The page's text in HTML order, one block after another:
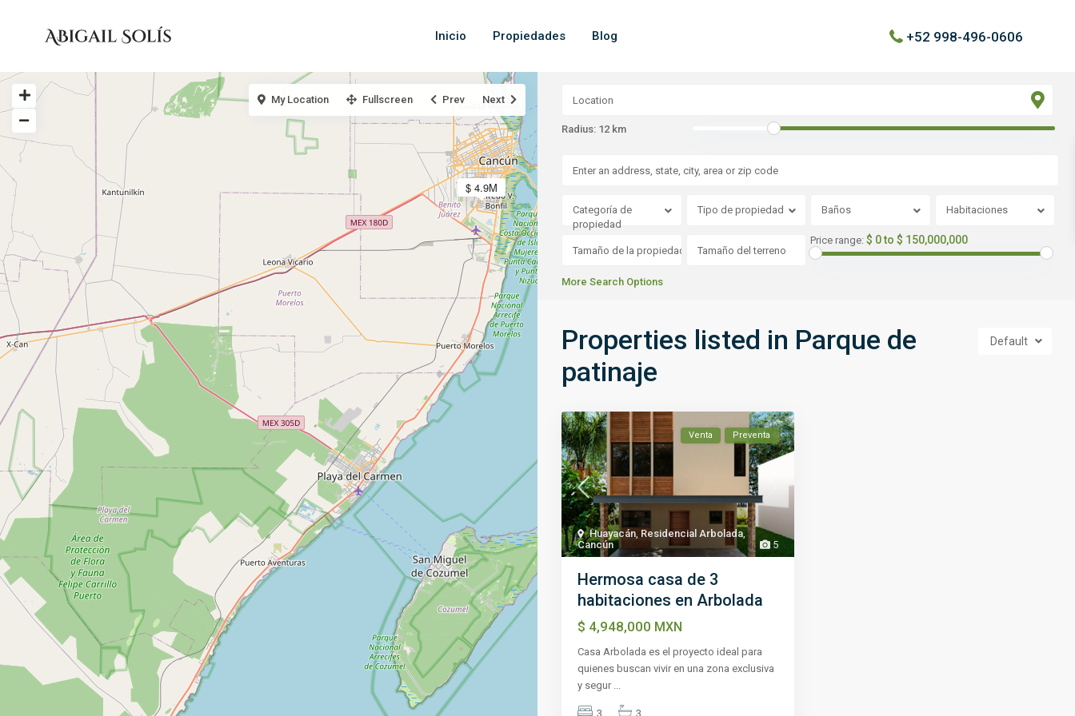
Inicio Propiedades Blog +52 998-496-0606
$ 4.9M
My Location Fullscreen Prev Next
Radius: 12 km
Categoría de
propiedad
Tipo de propiedad Baños Habitaciones
Price range: $ 0 to $ 150,000,000
More Search Options
Default
Properties listed in Parque de
patinaje
5
Huayacán Residencial Arbolada
Cancún
Venta Preventa
Hermosa casa de 3
habitaciones en Arbolada
$ 4,948,000 MXN
Casa Arbolada es el proyecto ideal para
quienes buscan vivir en una zona exclusiva
y segur
3 3